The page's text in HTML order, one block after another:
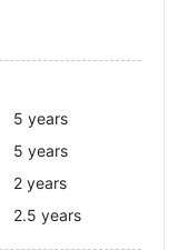
5 years
5 years
2 years
2.5 years